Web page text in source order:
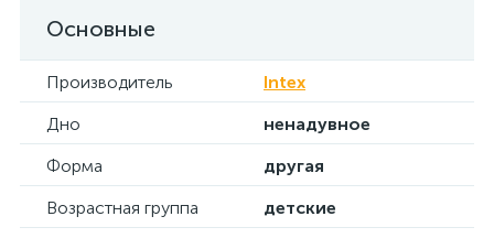
Основные
Производитель
Intex
Дно
ненадувное
Форма
другая
Возрастная группа
детские